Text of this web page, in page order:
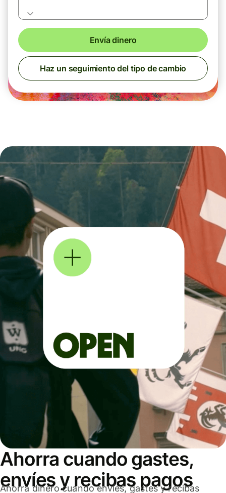
Envía dinero
Haz un seguimiento del tipo de cambio
Ahorra cuando gastes,
envíes y recibas pagos
Ahorra dinero cuando envíes, gastes y recibas